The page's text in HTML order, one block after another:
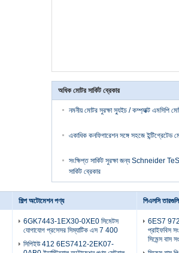
অধিক মোটর সার্কিট ব্রেকার
নমনীয় মোটর সুরক্ষা স্যুইচ / কম্প্যাক্ট এমসিপি
একাধিক কনফিগারেশন সঙ্গে সহজে ইন্টিগ্রেটেড
সংক্ষিপ্ত সার্কিট সুরক্ষা জন্য Schneider
সার্কিট ব্রেকার
শিল্প অটোমেশন পণ্য
6GK7443-1EX30-0XE0 সিমেটস
যোগাযোগ প্রসেসর সিম্যাটিক এস 7 400
সিপিইউ 412 6ES7412-2EK07-
পিএলসি
6ES7
প্রাইফবিস
সিমেন্স বাস